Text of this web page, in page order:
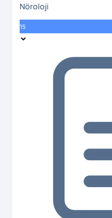
Nöroloji
15